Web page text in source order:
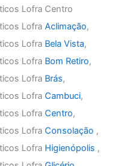
Lofra Centro
LofraAclimação,
Lofra Bela Vista,
Lofra Bom Retiro,
Lofra Brás,
LofraCambuci,
LofraCentro,
LofraConsolação ,
Lofra Higienópolis ,